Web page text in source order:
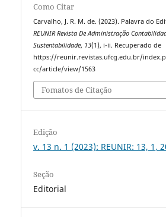
Como Citar
Carvalho, J. R. M. de. (2023). Palavra do
REUNIR Revista De Administração
Sustentabilidade, 13(1), i-ii. Recuperado de
https://reunir.revistas.ufcg.edu.br/
cc/article/view/1563
Fomatos de Citação
Edição
v. 13 n. 1 (2023): REUNIR: 13, 1,
Seção
Editorial